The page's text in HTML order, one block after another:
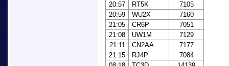
20:57
RT5K
7105
20:59
WU2X
7160
21:05
CR6P
7051
21:08
UW1M
7129
21:11
CN2AA
7177
21:15
RJ4P
7084